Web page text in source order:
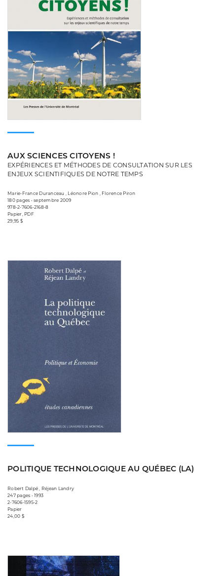
AUX SCIENCES CITOYENS !
EXPÉRIENCES ET MÉTHODES DE CONSULTATION SUR LES
ENJEUX SCIENTIFIQUES DE NOTRE TEMPS
Marie-France Duranceau , Léonore Pion , Florence Piron
180 pages • septembre 2009
978-2-7606-2168-8
Papier, PDF
29,95 $
POLITIQUE TECHNOLOGIQUE AU QUÉBEC (LA)
Robert Dalpé , Réjean Landry
247 pages • 1993
2-7606-1595-2
Papier
24,00 $